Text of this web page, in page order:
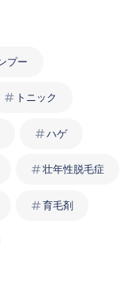
プー
トニック
ハゲ
壮年性脱毛症
育毛剤